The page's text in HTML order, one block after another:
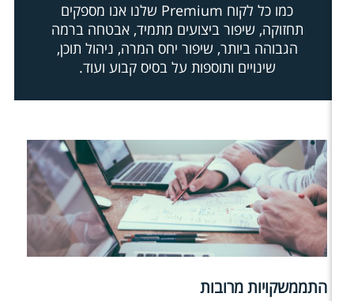
כמו כל לקוח Premium שלנו אנו מספקים
תחזוקה, שיפור ביצועים מתמיד, אבטחה ברמה
הגבוהה ביותר, שיפור יחס המרה, ניהול תוכן,
שינויים ותוספות על בסיס קבוע ועוד.
התממשקויות מרובות